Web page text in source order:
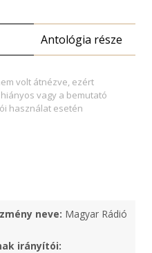
Antológia része
volt átnézve, ezért
vagy a bemutató
használat esetén
neve: Magyar Rádió
irányítói: